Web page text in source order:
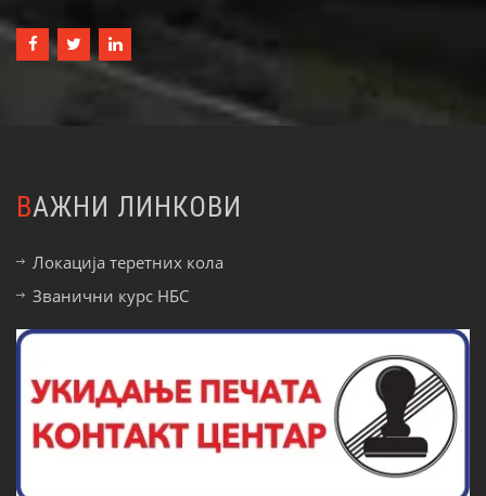
ВАЖНИ ЛИНКОВИ
Локација теретних кола
Званични курс НБС